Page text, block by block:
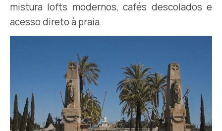
mistura lofts modernos, cafés descolados e
acesso direto à praia.